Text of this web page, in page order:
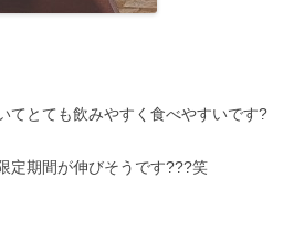
てとても飲みやすく食べやすいです?
定期間が伸びそうです???笑